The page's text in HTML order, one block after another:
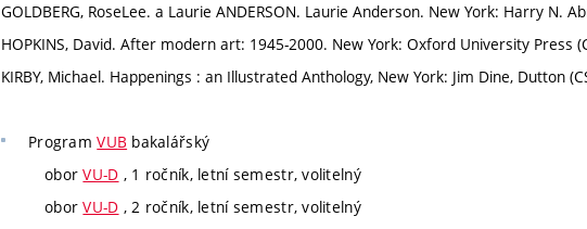
GOLDBERG, RoseLee. a Laurie ANDERSON. Laurie Anderson. New York: Harry N.
HOPKINS, David. After modern art: 1945-2000. New York: Oxford University Press
KIRBY, Michael. Happenings : an Illustrated Anthology, New York: Jim Dine, Dutton
ProgramVUB bakalářský
oborVU-D , 1 ročník, letní semestr, volitelný
oborVU-D , 2 ročník, letní semestr, volitelný